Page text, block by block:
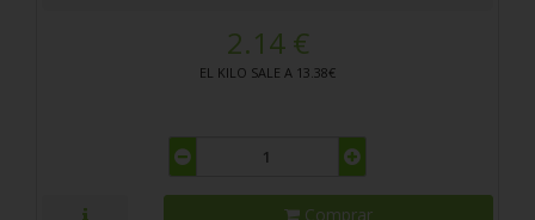
2.14 €
EL KILO SALE A 13.38€
Comprar